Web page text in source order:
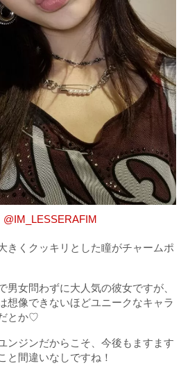
@IM_LESSERAFIM
きくクッキリとした瞳がチャームポ
男女問わずに大人気の彼女ですが、
想像できないほどユニークなキャラ
とか♡
ンジンだからこそ、今後もますます
と間違いなしですね！